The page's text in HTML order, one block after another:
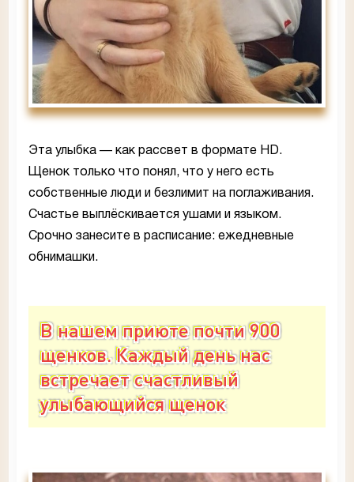
Эта улыбка — как рассвет в формате HD.
Щенок только что понял, что у него есть
собственные люди и безлимит на поглаживания.
Счастье выплёскивается ушами и языком.
Срочно занесите в расписание: ежедневные
обнимашки.
В нашем приюте почти 900
щенков. Каждый день нас
встречает счастливый
улыбающийся щенок